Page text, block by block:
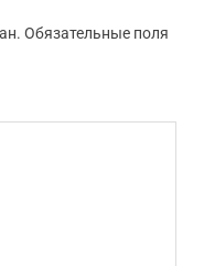
Обязательные поля